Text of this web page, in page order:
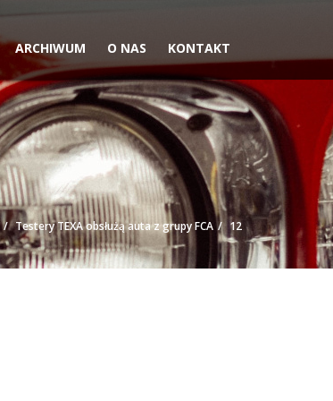
ARCHIWUM O NAS KONTAKT
Testery TEXA obsłużą auta z grupy FCA 12